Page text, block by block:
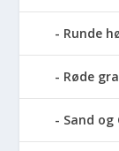
Runde
Røde
Sand og